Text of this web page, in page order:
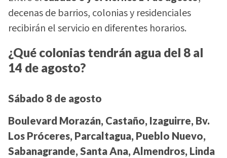
decenas de barrios, colonias y residenciales
recibirán el servicio en diferentes horarios.
¿Qué colonias tendrán agua del 8 al
14 de agosto?
Sábado 8 de agosto
Boulevard Morazán, Castaño, Izaguirre, Bv.
Los Próceres, Parcaltagua, Pueblo Nuevo,
Sabanagrande, Santa Ana, Almendros, Linda